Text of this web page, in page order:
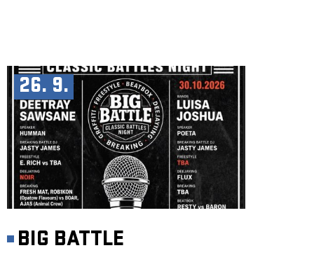
26. 9.
BIG BATTLE